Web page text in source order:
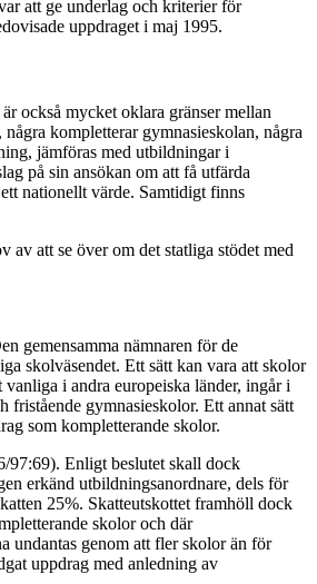
att ge underlag och kriterier för
uppdraget i maj 1995.
också mycket oklara gränser mellan
kompletterar gymnasieskolan, några
jämföras med utbildningar i
på sin ansökan om att få utfärda
nationellt värde. Samtidigt finns
av att se över om det statliga stödet med
gemensamma nämnaren för de
skolväsendet. Ett sätt kan vara att skolor
i andra europeiska länder, ingår i
gymnasieskolor. Ett annat sätt
som kompletterande skolor.
97:69). Enligt beslutet skall dock
erkänd utbildningsanordnare, dels för
25%. Skatteutskottet framhöll dock
skolor och där
undantas genom att fler skolor än för
uppdrag med anledning av